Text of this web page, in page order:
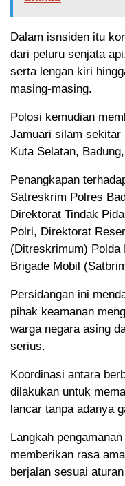
Dalam isnsiden itu
dari peluru senjata
serta lengan kiri
masing-masing.
Polosi kemudian
Jamuari silam sekitar
Kuta Selatan,
Penangkapan
Satreskrim Polres
Direktorat Tindak
Polri, Direktorat
(Ditreskrimum) Polda
Brigade Mobil
Persidangan ini
pihak keamanan
warga negara asing
serius.
Koordinasi antara
dilakukan untuk
lancar tanpa adanya
Langkah
memberikan rasa
berjalan sesuai